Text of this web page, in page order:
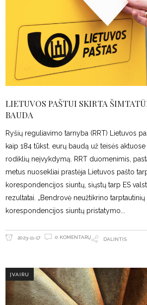
LIETUVOS PAŠTUI SKIRTA
BAUDA
Ryšių reguliavimo tarnyba (RRT) Lietuvos
kaip 184 tūkst. eurų baudą už teisės
rodiklių neįvykdymą. RRT duomenimis,
metus nuosekliai prastėja Lietuvos pašto
korespondencijos siuntų, siųstų tarp ES
rezultatai. „Bendrovė neužtikrino
korespondencijos siuntų pristatymo
2023-11-17 0 KOMENTARŲ DALINTIS
ĮVAIRU